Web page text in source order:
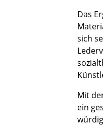
Das
sich
Mit
ein